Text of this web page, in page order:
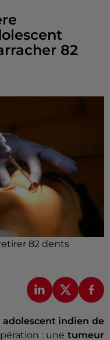
82
82 dents
adolescent indien de
: unetumeur